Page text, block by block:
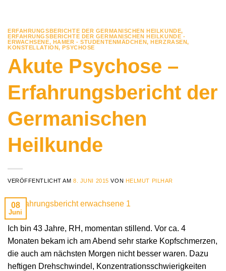
ERFAHRUNGSBERICHTE DER GERMANISCHEN HEILKUNDE,
ERFAHRUNGSBERICHTE DER GERMANISCHEN HEILKUNDE -
ERWACHSENE, HAMER - STUDENTENMÄDCHEN,HERZRASEN,
KONSTELLATION,PSYCHOSE
Akute Psychose –
Erfahrungsbericht der
Germanischen
Heilkunde
VERÖFFENTLICHT AM8. JUNI 2015 VON HELMUT PILHAR
08
Juni
Ich bin 43 Jahre, RH, momentan stillend. Vor ca. 4
Monaten bekam ich am Abend sehr starke Kopfschmerzen,
die auch am nächsten Morgen nicht besser waren. Dazu
heftigen Drehschwindel, Konzentrationsschwierigkeiten